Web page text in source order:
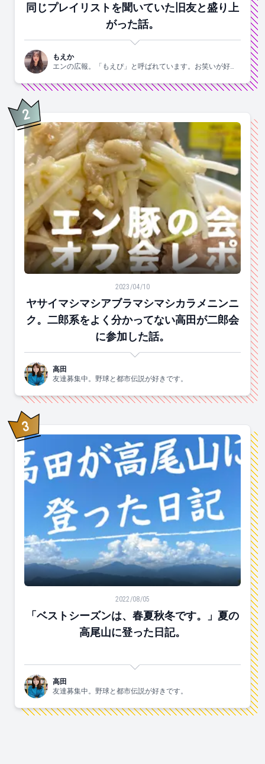
同じプレイリストを聞いていた旧友と盛り上
がった話。
もえか
エンの広報。「もえぴ」と呼ばれています。お笑いが好
2位
ヤサイマシマシアブラマシマシカラメニンニク。二郎
2023/04/10
ヤサイマシマシアブラマシマシカラメニンニ
ク。二郎系をよく分かってない高田が二郎会
に参加した話。
高田
友達募集中。野球と都市伝説が好きです。
3位
「ベストシーズンは、春夏秋冬です。」夏の高尾山に登
2022/08/05
「ベストシーズンは、春夏秋冬です。」夏の
高尾山に登った日記。
高田
友達募集中。野球と都市伝説が好きです。